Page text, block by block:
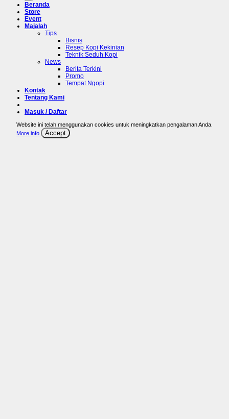
Beranda
Store
Event
Majalah
Tips
Bisnis
Resep Kopi Kekinian
Teknik Seduh Kopi
News
Berita Terkini
Promo
Tempat Ngopi
Kontak
Tentang Kami
Masuk / Daftar
Website ini telah menggunakan cookies untuk meningkatkan pengalaman Anda.
More info
Accept